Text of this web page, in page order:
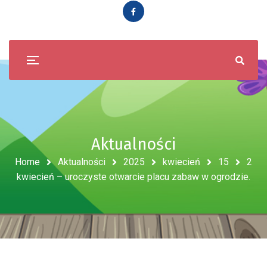
Aktualności
Home Aktualności 2025 kwiecień 15
2
kwiecień – uroczyste otwarcie placu zabaw w ogrodzie.